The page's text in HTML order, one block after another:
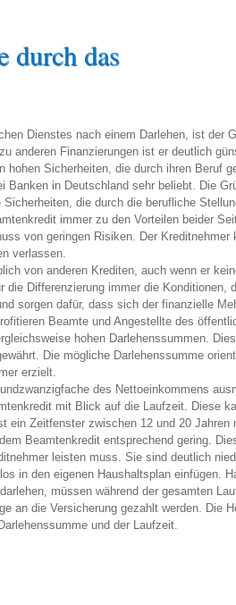
durch das
Dienstes nach einem Darlehen, ist der
anderen Finanzierungen ist er deutlich
Sicherheiten, die durch ihren Beruf
in Deutschland sehr beliebt. Die
die durch die berufliche
immer zu den Vorteilen beider
von geringen Risiken. Der Kreditnehmer
verlassen.
von anderen Krediten, auch wenn er
Differenzierung immer die Konditionen,
sorgen dafür, dass sich der finanzielle
Beamte und Angestellte des
hohen Darlehenssummen.
Die mögliche Darlehenssumme
erzielt.
des Nettoeinkommens
mit Blick auf die Laufzeit. Diese
ein Zeitfenster zwischen 12 und 20 Jahren
Beamtenkredit entsprechend gering.
leisten muss. Sie sind deutlich
in den eigenen Haushaltsplan einfügen.
müssen während der gesamten
an die Versicherung gezahlt werden. Die
und der Laufzeit.